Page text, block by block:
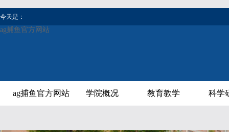
今天是：
ag捕鱼官方网站
ag捕鱼官方网站 学院概况 教育教学 科学